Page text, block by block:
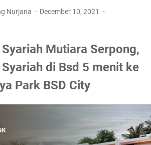
Nurjana
December 10, 2021
Mutiara Serpong,
di Bsd 5 menit ke
Park BSD City